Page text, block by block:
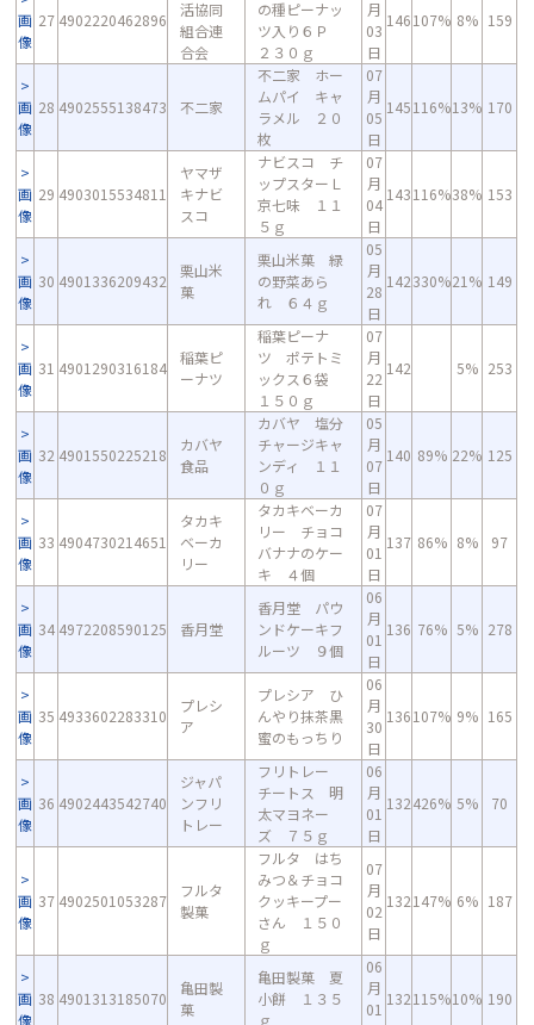
画
像
27 4902220462896
活協同
組合連
合会
の種ピーナッ
ツ入り６Ｐ
２３０ｇ
月
03
日
146107% 8% 159
画
像
28 4902555138473 不二家
不二家 ホー
ムパイ キャ
ラメル ２０
枚
07
月
05
日
145116%13% 170
画
像
29 4903015534811
ヤマザ
キナビ
スコ
ナビスコ チ
ップスターＬ
京七味 １１
５ｇ
07
月
04
日
143116%38% 153
画
像
30 4901336209432
栗山米
菓
栗山米菓 緑
の野菜あら
れ ６４ｇ
05
月
28
日
142330%21% 149
画
像
31 4901290316184
稲葉ピ
ーナツ
稲葉ピーナ
ツ ポテトミ
ックス６袋
１５０ｇ
07
月
22
日
142 5% 253
画
像
32 4901550225218
カバヤ
食品
カバヤ 塩分
チャージキャ
ンディ １１
０ｇ
05
月
07
日
140 89% 22% 125
画
像
33 4904730214651
タカキ
ベーカ
リー
タカキベーカ
リー チョコ
バナナのケー
キ ４個
07
月
01
日
137 86% 8% 97
画
像
34 4972208590125 香月堂
香月堂 パウ
ンドケーキフ
ルーツ ９個
06
月
01
日
136 76% 5% 278
画
像
35 4933602283310
プレシ
ア
プレシア ひ
んやり抹茶黒
蜜のもっちり
06
月
30
日
136107% 9% 165
画
像
36 4902443542740
ジャパ
ンフリ
トレー
フリトレー
チートス 明
太マヨネー
ズ ７５ｇ
06
月
01
日
132426% 5% 70
画
像
37 4902501053287
フルタ
製菓
フルタ はち
みつ＆チョコ
クッキープー
さん １５０
ｇ
07
月
02
日
132147% 6% 187
画
像
38 4901313185070
亀田製
菓
亀田製菓 夏
小餅 １３５
ｇ
06
月
01
132115%10% 190